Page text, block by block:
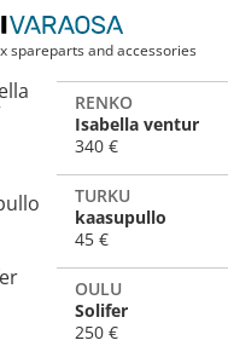
spareparts and accessories
RENKO
Isabella ventur
340 €
TURKU
kaasupullo
45 €
OULU
Solifer
250 €